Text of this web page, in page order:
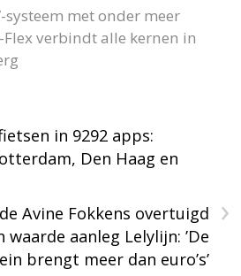
systeem met onder meer
verbindt alle kernen in
in 9292 apps:
Den Haag en
›
Avine Fokkens overtuigd
aanleg Lelylijn: ’De
brengt meer dan euro’s’